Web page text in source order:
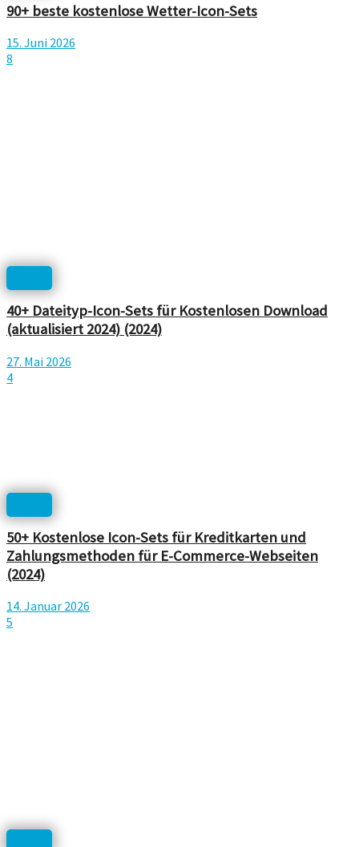
90+ beste kostenlose Wetter-Icon-Sets
15. Juni 2026
8
40+ Dateityp-Icon-Sets für Kostenlosen Download
(aktualisiert 2024) (2024)
27. Mai 2026
4
50+ Kostenlose Icon-Sets für Kreditkarten und
Zahlungsmethoden für E-Commerce-Webseiten
(2024)
14. Januar 2026
5